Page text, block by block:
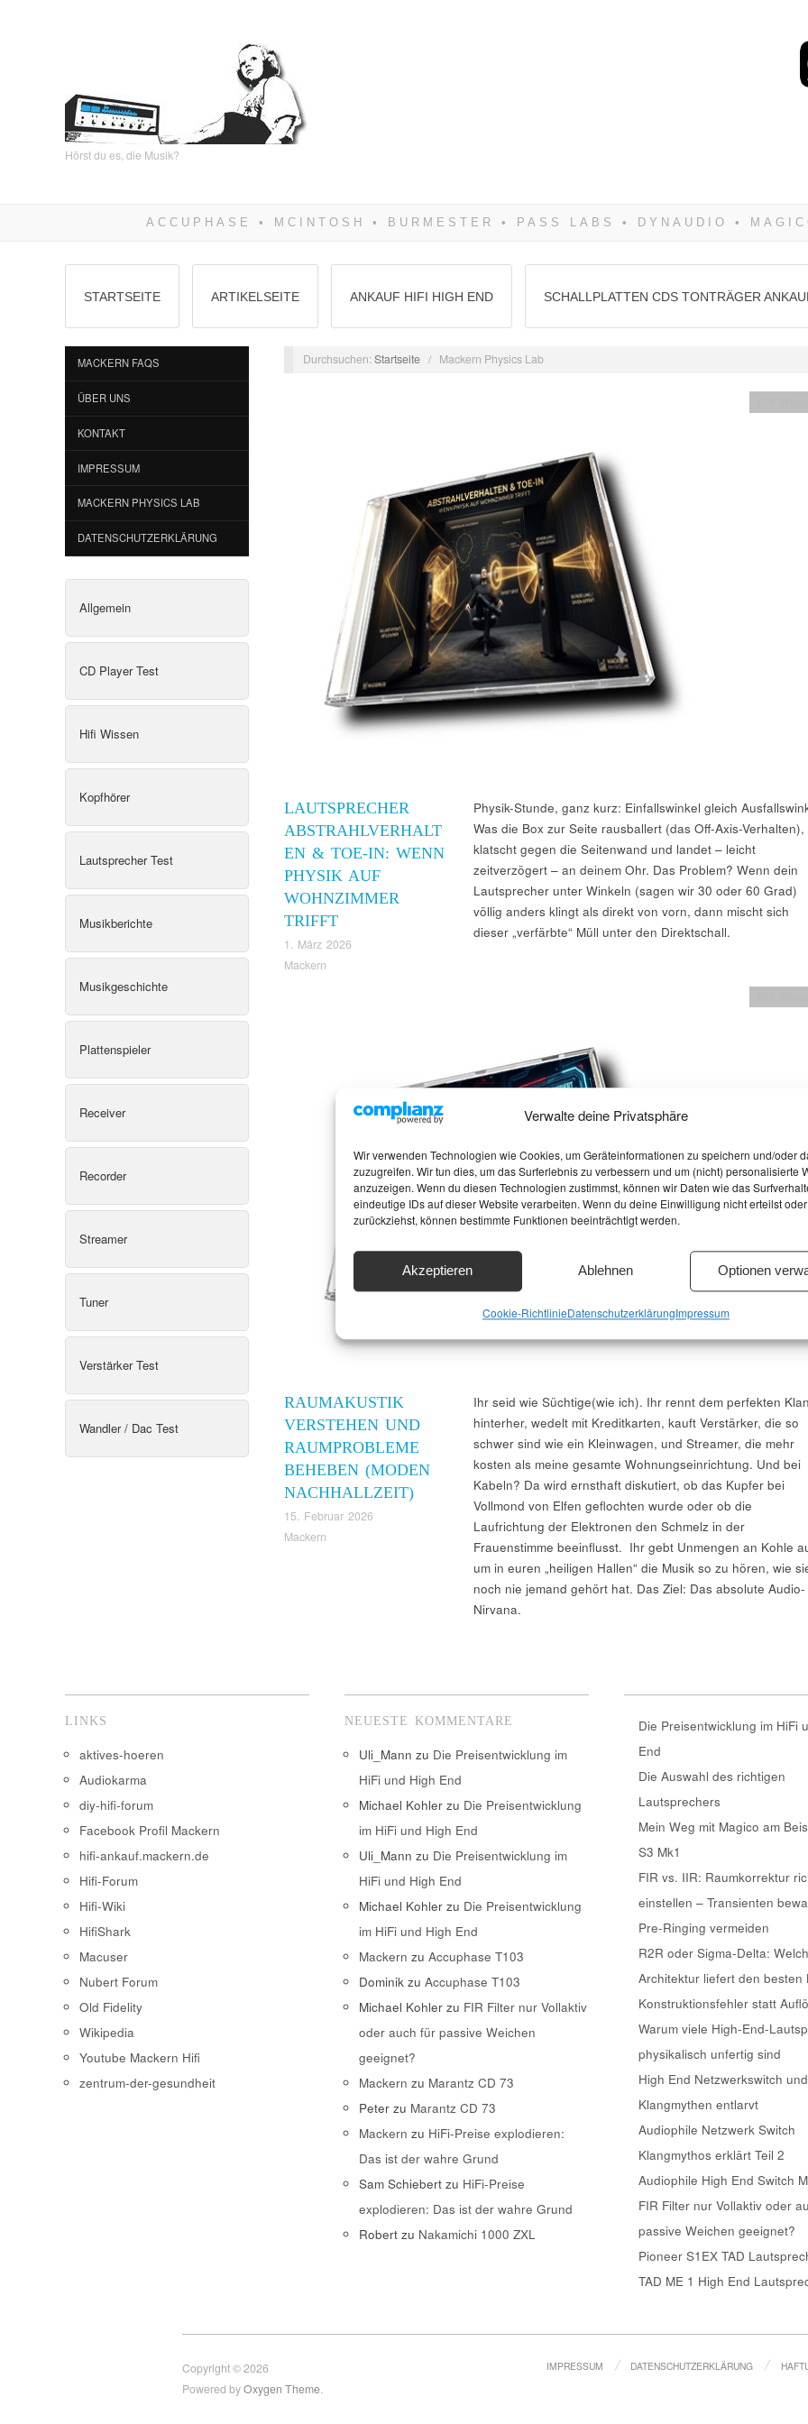
Verwalte deine Privatsphäre
Wir verwenden Technologien wie Cookies, um Geräteinformationen zu speichern und/oder
zuzugreifen. Wir tun dies, um das Surferlebnis zu verbessern und um (nicht) personalisierte
anzuzeigen. Wenn du diesen Technologien zustimmst, können wir Daten wie das
eindeutige IDs auf dieser Website verarbeiten. Wenn du deine Einwilligung nicht erteilst oder
zurückziehst, können bestimmte Funktionen beeinträchtigt werden.
Akzeptieren Ablehnen Optionen
Cookie-RichtlinieDatenschutzerklärungImpressum
Hörst du es, die Musik?
STARTSEITE ARTIKELSEITE ANKAUF HIFI HIGH END SCHALLPLATTEN CDS TONTRÄGER
MACKERN FAQS
ÜBER UNS
KONTAKT
IMPRESSUM
MACKERN PHYSICS LAB
DATENSCHUTZERKLÄRUNG
Allgemein
CD Player Test
Hifi Wissen
Kopfhörer
Lautsprecher Test
Musikberichte
Musikgeschichte
Plattenspieler
Receiver
Recorder
Streamer
Tuner
Verstärker Test
Wandler / Dac Test
Durchsuchen:Startseite / Mackern Physics Lab
LAUTSPRECHER
ABSTRAHLVERHALT
EN & TOE-IN: WENN
PHYSIK AUF
WOHNZIMMER
TRIFFT
1. März 2026
Mackern
Physik-Stunde, ganz kurz: Einfallswinkel gleich
Was die Box zur Seite rausballert (das Off-Axis-Verhalten),
klatscht gegen die Seitenwand und landet – leicht
zeitverzögert – an deinem Ohr. Das Problem? Wenn dein
Lautsprecher unter Winkeln (sagen wir 30 oder 60 Grad)
völlig anders klingt als direkt von vorn, dann mischt sich
dieser „verfärbte“ Müll unter den Direktschall.
RAUMAKUSTIK
VERSTEHEN UND
RAUMPROBLEME
BEHEBEN (MODEN
NACHHALLZEIT)
15. Februar 2026
Mackern
Ihr seid wie Süchtige(wie ich). Ihr rennt dem perfekten
hinterher, wedelt mit Kreditkarten, kauft Verstärker, die so
schwer sind wie ein Kleinwagen, und Streamer, die mehr
kosten als meine gesamte Wohnungseinrichtung. Und bei
Kabeln? Da wird ernsthaft diskutiert, ob das Kupfer bei
Vollmond von Elfen geflochten wurde oder ob die
Laufrichtung der Elektronen den Schmelz in der
Frauenstimme beeinflusst. Ihr gebt Unmengen an Kohle
um in euren „heiligen Hallen“ die Musik so zu hören, wie
noch nie jemand gehört hat. Das Ziel: Das absolute Audio-
Nirvana.
LINKS
aktives-hoeren
Audiokarma
diy-hifi-forum
Facebook Profil Mackern
hifi-ankauf.mackern.de
Hifi-Forum
Hifi-Wiki
HifiShark
Macuser
Nubert Forum
Old Fidelity
Wikipedia
Youtube Mackern Hifi
zentrum-der-gesundheit
NEUESTE KOMMENTARE
Uli_Mann zu Die Preisentwicklung im
HiFi und High End
Michael Kohler zu Die Preisentwicklung
im HiFi und High End
Uli_Mann zu Die Preisentwicklung im
HiFi und High End
Michael Kohler zu Die Preisentwicklung
im HiFi und High End
Mackern zuAccuphase T103
Dominik zuAccuphase T103
Michael Kohler zu FIR Filter nur Vollaktiv
oder auch für passive Weichen
geeignet?
Mackern zu Marantz CD 73
Peter zu Marantz CD 73
Mackern zu HiFi-Preise explodieren:
Das ist der wahre Grund
Sam Schiebert zu HiFi-Preise
explodieren: Das ist der wahre Grund
Robert zu Nakamichi 1000 ZXL
Die Preisentwicklung im HiFi
End
Die Auswahl des richtigen
Lautsprechers
Mein Weg mit Magico am
S3 Mk1
FIR vs. IIR: Raumkorrektur
einstellen – Transienten
Pre-Ringing vermeiden
R2R oder Sigma-Delta:
Architektur liefert den besten
Konstruktionsfehler statt
Warum viele High-End-
physikalisch unfertig sind
High End Netzwerkswitch
Klangmythen entlarvt
Audiophile Netzwerk Switch
Klangmythos erklärt Teil 2
Audiophile High End Switch
FIR Filter nur Vollaktiv oder
passive Weichen geeignet?
Pioneer S1EX TAD
TAD ME 1 High End
Copyright © 2026
Powered byOxygen Theme.
IMPRESSUM DATENSCHUTZERKLÄRUNG